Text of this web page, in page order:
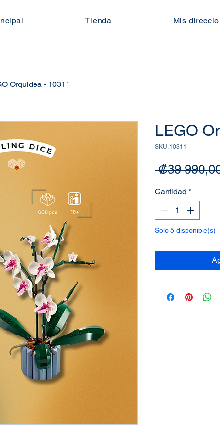
Tienda Mis
Orquidea - 10311
LEGO
SKU: 10311
₡39
Cantidad *
Solo 5 disponible(s)